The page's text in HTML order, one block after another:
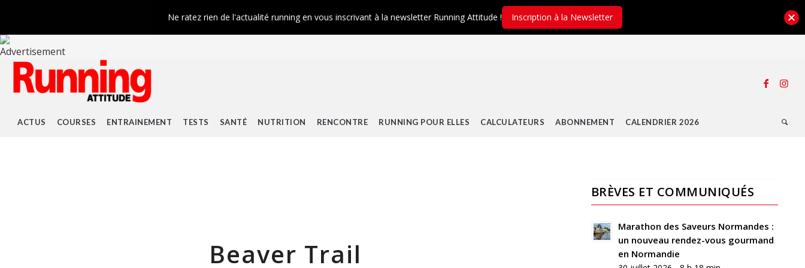
ACTUS COURSES ENTRAINEMENT TESTS SANTÉ NUTRITION RENCONTRE RUNNING POUR ELLES CALCULATEURS ABONNEMENT CALENDRIER 2026
Beaver Trail
Laisser
BRÈVES ET COMMUNIQUÉS
Marathon des Saveurs Normandes :
un nouveau rendez-vous gourmand
en Normandie
Ne ratez rien de l'actualité running en vous inscrivant à la newsletter Running Attitude ! Inscription à la Newsletter